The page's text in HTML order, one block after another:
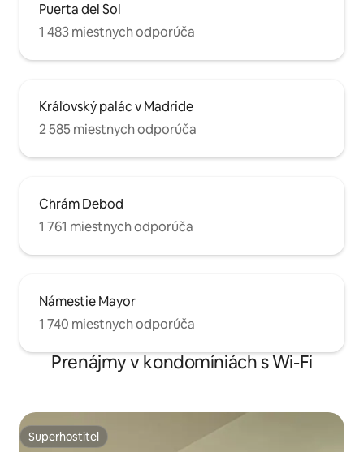
Puerta del Sol
1 483 miestnych odporúča
Kráľovský palác v Madride
2 585 miestnych odporúča
Chrám Debod
1 761 miestnych odporúča
Námestie Mayor
1 740 miestnych odporúča
Prenájmy v kondomíniách s Wi-Fi
Superhostiteľ
Superhostiteľ